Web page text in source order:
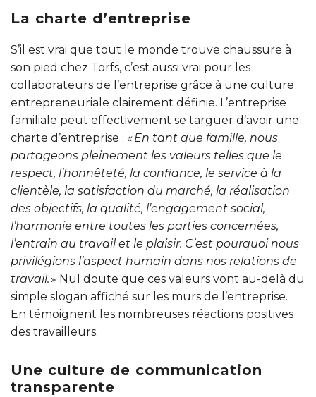
La charte d’entreprise
S’il est vrai que tout le monde trouve chaussure à
son pied chez Torfs, c’est aussi vrai pour les
collaborateurs de l’entreprise grâce à une culture
entrepreneuriale clairement définie. L’entreprise
familiale peut effectivement se targuer d’avoir une
charte d’entreprise : « En tant que famille, nous
partageons pleinement les valeurs telles que le
respect, l’honnêteté, la confiance, le service à la
clientèle, la satisfaction du marché, la réalisation
des objectifs, la qualité, l’engagement social,
l’harmonie entre toutes les parties concernées,
l’entrain au travail et le plaisir. C’est pourquoi nous
privilégions l’aspect humain dans nos relations de
travail. » Nul doute que ces valeurs vont au-delà du
simple slogan affiché sur les murs de l’entreprise.
En témoignent les nombreuses réactions positives
des travailleurs.
Une culture de communication
transparente